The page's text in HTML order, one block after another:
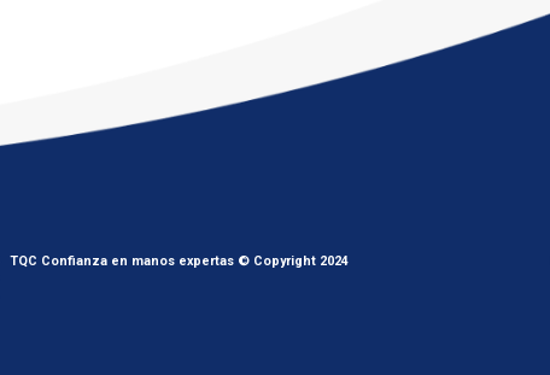
TQC Confianza en manos expertas © Copyright 2024